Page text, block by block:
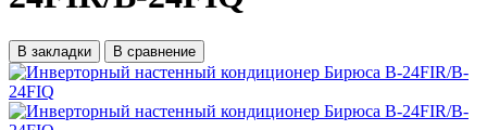
В закладки В сравнение